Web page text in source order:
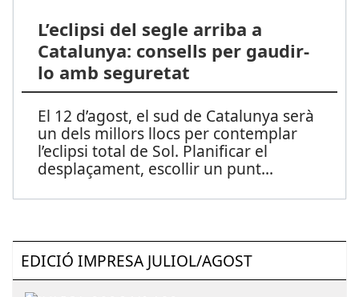
L’eclipsi del segle arriba a
Catalunya: consells per gaudir-
lo amb seguretat
El 12 d’agost, el sud de Catalunya serà
un dels millors llocs per contemplar
l’eclipsi total de Sol. Planificar el
desplaçament, escollir un punt...
EDICIÓ IMPRESA JULIOL/AGOST